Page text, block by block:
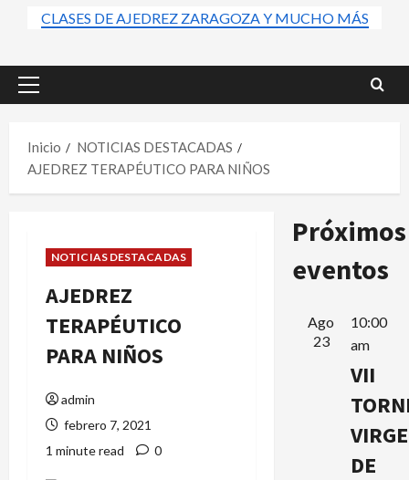
CLASES DE AJEDREZ ZARAGOZA Y MUCHO MÁS
Menú
Inicio
NOTICIAS DESTACADAS
AJEDREZ TERAPÉUTICO PARA NIÑOS
NOTICIAS DESTACADAS
AJEDREZ
TERAPÉUTICO
PARA NIÑOS
admin
febrero 7, 2021
1 minute read
0
Próximos
eventos
Ago
23
10:00
am
VII
DE